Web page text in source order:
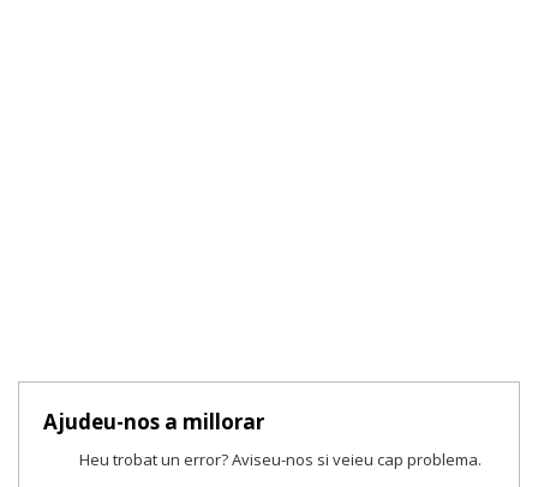
Ajudeu-nos a millorar
Heu trobat un error? Aviseu-nos si veieu cap problema.